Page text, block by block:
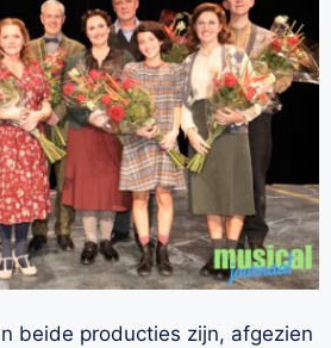
beide producties zijn, afgezien